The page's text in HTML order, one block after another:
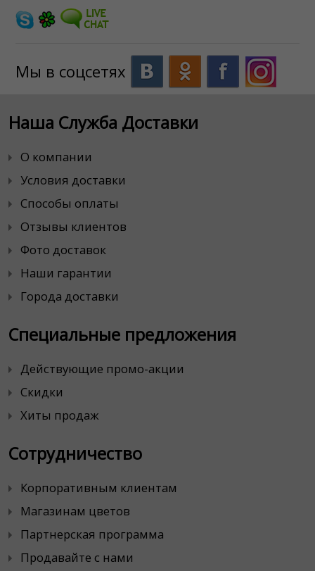
Мы в соцсетях
Наша Служба Доставки
О компании
Условия доставки
Способы оплаты
Отзывы клиентов
Фото доставок
Наши гарантии
Города доставки
Специальные предложения
Действующие промо-акции
Скидки
Хиты продаж
Сотрудничество
Корпоративным клиентам
Магазинам цветов
Партнерская программа
Продавайте с нами